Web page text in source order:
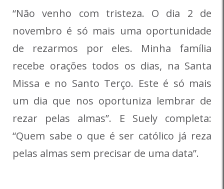
“Não venho com tristeza. O dia 2 de
novembro é só mais uma oportunidade
de rezarmos por eles. Minha família
recebe orações todos os dias, na Santa
Missa e no Santo Terço. Este é só mais
um dia que nos oportuniza lembrar de
rezar pelas almas”. E Suely completa:
“Quem sabe o que é ser católico já reza
pelas almas sem precisar de uma data”.